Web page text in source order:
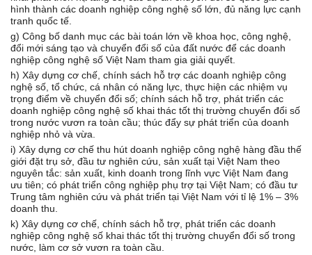
hình thành các doanh nghiệp công nghệ số lớn, đủ năng lực cạnh
tranh quốc tế.
g) Công bố danh mục các bài toán lớn về khoa học, công nghệ,
đổi mới sáng tạo và chuyển đổi số của đất nước để các doanh
nghiệp công nghệ số Việt Nam tham gia giải quyết.
h) Xây dựng cơ chế, chính sách hỗ trợ các doanh nghiệp công
nghệ số, tổ chức, cá nhân có năng lực, thực hiện các nhiệm vụ
trọng điểm về chuyển đổi số; chính sách hỗ trợ, phát triển các
doanh nghiệp công nghệ số khai thác tốt thị trường chuyển đổi số
trong nước vươn ra toàn cầu; thúc đẩy sự phát triển của doanh
nghiệp nhỏ và vừa.
i) Xây dựng cơ chế thu hút doanh nghiệp công nghệ hàng đầu thế
giới đặt trụ sở, đầu tư nghiên cứu, sản xuất tại Việt Nam theo
nguyên tắc: sản xuất, kinh doanh trong lĩnh vực Việt Nam đang
ưu tiên; có phát triển công nghiệp phụ trợ tại Việt Nam; có đầu tư
Trung tâm nghiên cứu và phát triển tại Việt Nam với tỉ lệ 1% – 3%
doanh thu.
k) Xây dựng cơ chế, chính sách hỗ trợ, phát triển các doanh
nghiệp công nghệ số khai thác tốt thị trường chuyển đổi số trong
nước, làm cơ sở vươn ra toàn cầu.